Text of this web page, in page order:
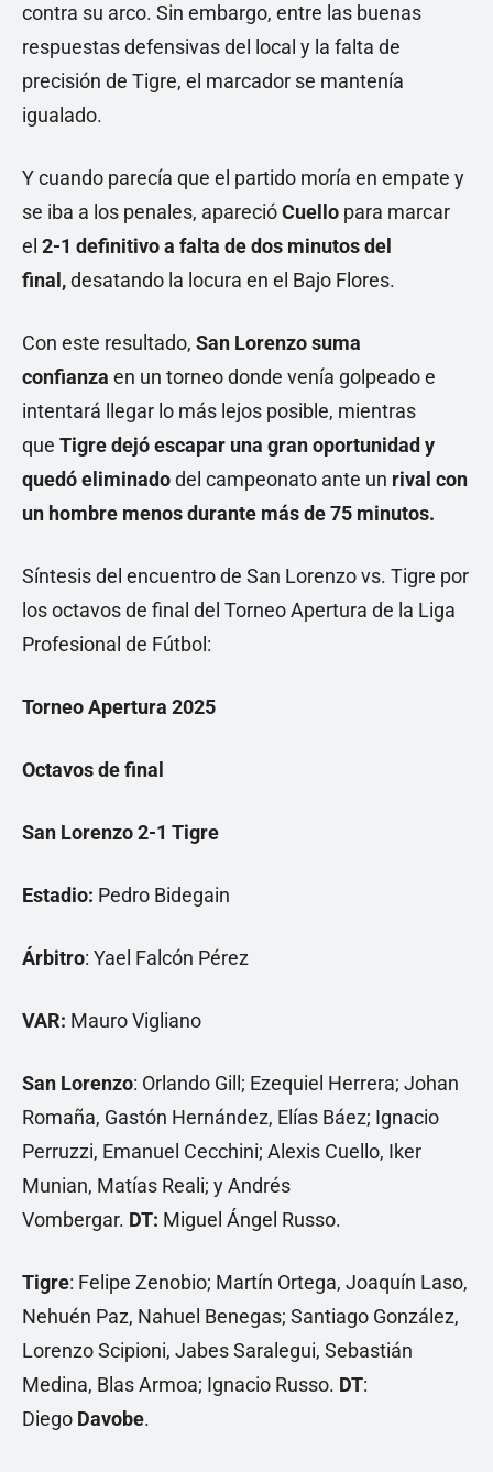
contra su arco. Sin embargo, entre las buenas
respuestas defensivas del local y la falta de
precisión de Tigre, el marcador se mantenía
igualado.
Y cuando parecía que el partido moría en empate y
se iba a los penales, aparecióCuello para marcar
el 2-1 definitivo a falta de dos minutos del
final,desatando la locura en el Bajo Flores.
Con este resultado, San Lorenzo suma
confianza en un torneo donde venía golpeado e
intentará llegar lo más lejos posible, mientras
que Tigre dejó escapar una gran oportunidad y
quedó eliminadodel campeonato ante un rival con
un hombre menos durante más de 75 minutos.
Síntesis del encuentro de San Lorenzo vs. Tigre por
los octavos de final del Torneo Apertura de la Liga
Profesional de Fútbol:
Torneo Apertura 2025
Octavos de final
San Lorenzo 2-1 Tigre
Estadio: Pedro Bidegain
Árbitro: Yael Falcón Pérez
VAR: Mauro Vigliano
San Lorenzo: Orlando Gill; Ezequiel Herrera; Johan
Romaña, Gastón Hernández, Elías Báez; Ignacio
Perruzzi, Emanuel Cecchini; Alexis Cuello, Iker
Munian, Matías Reali; y Andrés
Vombergar. DT: Miguel Ángel Russo.
Tigre: Felipe Zenobio; Martín Ortega, Joaquín Laso,
Nehuén Paz, Nahuel Benegas; Santiago González,
Lorenzo Scipioni, Jabes Saralegui, Sebastián
Medina, Blas Armoa; Ignacio Russo. DT:
Diego Davobe.